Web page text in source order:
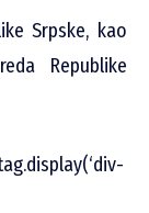
Srpske, kao
Republike